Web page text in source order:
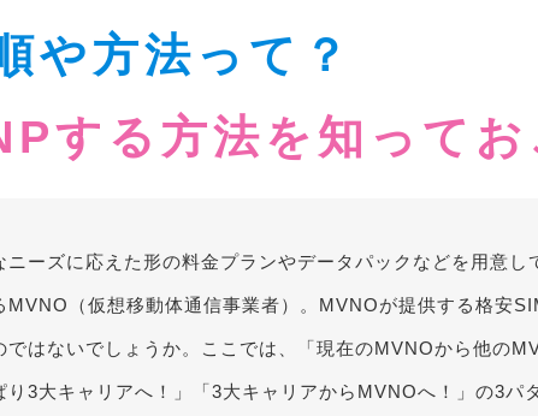
や方法って？
する方法を知ってお
ニーズに応えた形の料金プランやデータパックなどを用意し
MVNO（仮想移動体通信事業者）。MVNOが提供する格安
ではないでしょうか。ここでは、「現在のMVNOから他の
り3大キャリアへ！」「3大キャリアからMVNOへ！」の3パ